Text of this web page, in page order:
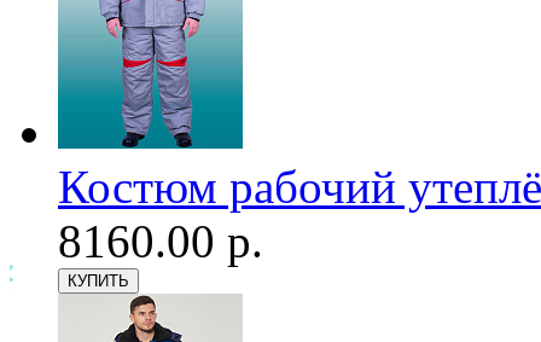
Костюм рабочий
8160.00 р.